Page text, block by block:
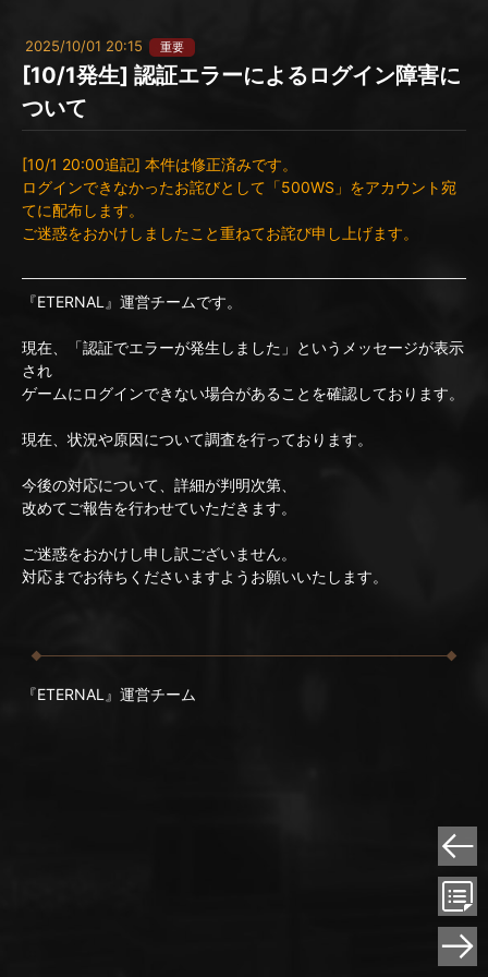
2025/10/01 20:15 重要
[10/1発生] 認証エラーによるログイン障害に
ついて
[10/1 20:00追記] 本件は修正済みです。
ログインできなかったお詫びとして「500WS」をアカウント宛
てに配布します。
ご迷惑をおかけしましたこと重ねてお詫び申し上げます。
『ETERNAL』運営チームです。
現在、「認証でエラーが発生しました」というメッセージが表示
され
ゲームにログインできない場合があることを確認しております。
現在、状況や原因について調査を行っております。
今後の対応について、詳細が判明次第、
改めてご報告を行わせていただきます。
ご迷惑をおかけし申し訳ございません。
対応までお待ちくださいますようお願いいたします。
『ETERNAL』運営チーム